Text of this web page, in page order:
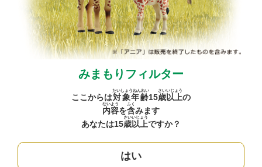
みまもりフィルター
ここからは対象年齢
たいしょうねんれい
15歳
さい
以上
いじょう
の
内容
ないよう
を含
ふく
みます
あなたは15歳
さい
以上
いじょう
ですか？
はい